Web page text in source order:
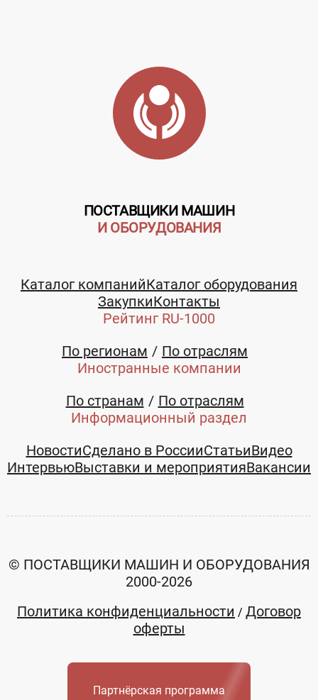
ПОСТАВЩИКИ МАШИН
И ОБОРУДОВАНИЯ
Каталог компанийКаталог оборудования
ЗакупкиКонтакты
Рейтинг RU-1000
По регионам
По отраслям
Иностранные компании
По странам
По отраслям
Информационный раздел
НовостиСделано в РоссииСтатьиВидео
ИнтервьюВыставки и мероприятияВакансии
© ПОСТАВЩИКИ МАШИН И ОБОРУДОВАНИЯ
2000-2026
Политика конфиденциальности / Договор
оферты
Партнёрская программа